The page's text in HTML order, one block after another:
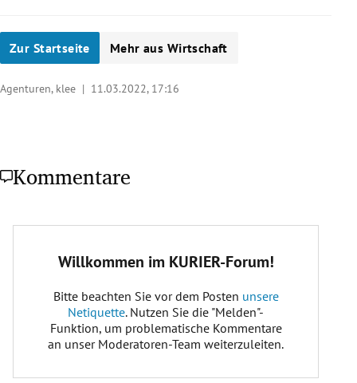
Zur Startseite Mehr aus Wirtschaft
Agenturen, klee | 11.03.2022, 17:16
Kommentare